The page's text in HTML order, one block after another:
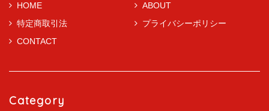
HOME
ABOUT
特定商取引法
プライバシーポリシー
CONTACT
Category